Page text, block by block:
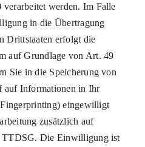
werden. Im Falle
in die Übertragung
Drittstaaten erfolgt die
auf Grundlage von Art. 49
Sie in die Speicherung von
auf Informationen in Ihr
eingewilligt
zusätzlich auf
TTDSG. Die Einwilligung ist